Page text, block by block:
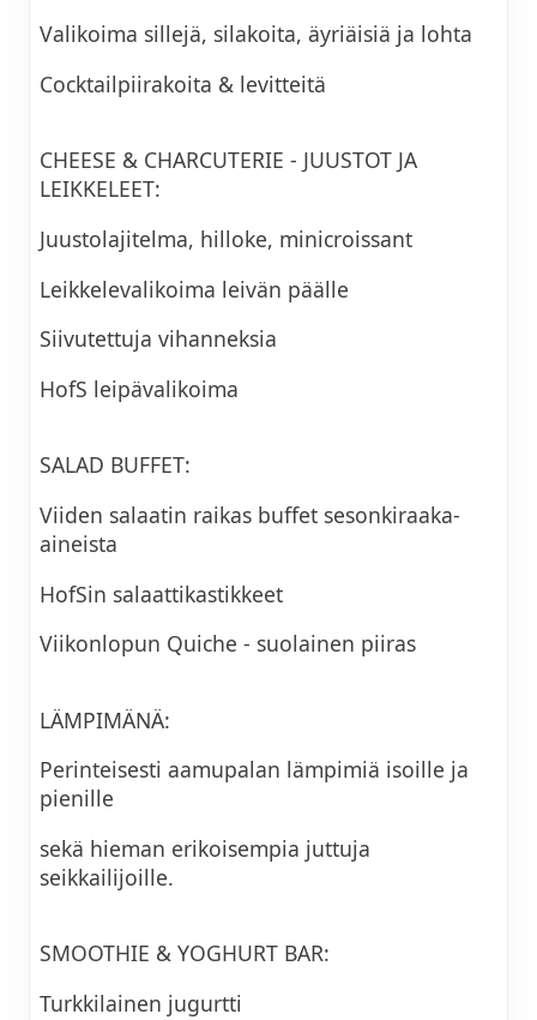
Valikoima sillejä, silakoita, äyriäisiä ja lohta
Cocktailpiirakoita & levitteitä
CHEESE & CHARCUTERIE - JUUSTOT JA
LEIKKELEET:
Juustolajitelma, hilloke, minicroissant
Leikkelevalikoima leivän päälle
Siivutettuja vihanneksia
HofS leipävalikoima
SALAD BUFFET:
Viiden salaatin raikas buffet sesonkiraaka-
aineista
HofSin salaattikastikkeet
Viikonlopun Quiche - suolainen piiras
LÄMPIMÄNÄ:
Perinteisesti aamupalan lämpimiä isoille ja
pienille
sekä hieman erikoisempia juttuja
seikkailijoille.
SMOOTHIE & YOGHURT BAR:
Turkkilainen jugurtti